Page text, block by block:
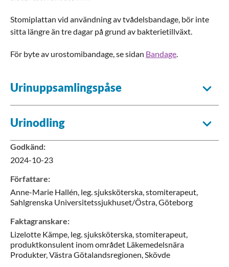
Stomiplattan vid användning av tvådelsbandage, bör inte
sitta längre än tre dagar på grund av bakterietillväxt.
För byte av urostomibandage, se sidan Bandage.
Urinuppsamlingspåse
Urinodling
Godkänd:
2024-10-23
Författare:
Anne-Marie Hallén, leg. sjuksköterska, stomiterapeut,
Sahlgrenska Universitetssjukhuset/Östra,Göteborg
Faktagranskare:
Lizelotte Kämpe, leg. sjuksköterska, stomiterapeut,
produktkonsulent inom området Läkemedelsnära
Produkter,Västra Götalandsregionen,Skövde